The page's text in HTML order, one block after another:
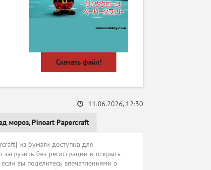
Скачать файл!
мороз, Pinoart Papercraft
11.06.2026, 12:30
из бумаги доступна для
без регистрации и открыть
вы поделитесь впечатлениями о